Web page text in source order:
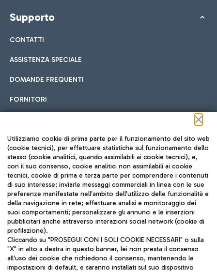
Supporto
CONTATTI
ASSISTENZA SPECIALE
DOMANDE FREQUENTI
FORNITORI
Seguici sui social
TRAVEL JOURNAL
ITA
Utilizziamo cookie di prima parte per il funzionamento del sito web
(cookie tecnici), per effettuare statistiche sul funzionamento dello
stesso (cookie analitici, quando assimilabili ai cookie tecnici), e,
con il suo consenso, cookie analitici non assimilabili ai cookie
tecnici, cookie di prima e terza parte per comprendere i contenuti
di suo interesse; inviarle messaggi commerciali in linea con le sue
preferenze manifestate nell'ambito dell'utilizzo delle funzionalità e
della navigazione in rete; effettuare analisi e monitoraggio dei
suoi comportamenti; personalizzare gli annunci e le inserzioni
pubblicitari anche attraverso interazioni social network (cookie di
profilazione).
Cliccando su "PROSEGUI CON I SOLI COOKIE NECESSARI" o sulla
"X" in alto a destra in questo banner, lei non presta il consenso
all'uso dei cookie che richiedono il consenso, mantenendo le
impostazioni di default, e saranno installati sul suo dispositivo